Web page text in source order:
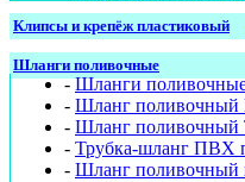
Клипсы и крепёж пластиковый
Шланги поливочные
-Шланги
- Шланг поливочный
- Шланг
- Трубка-шланг ПВХ
- Шланг поливочный